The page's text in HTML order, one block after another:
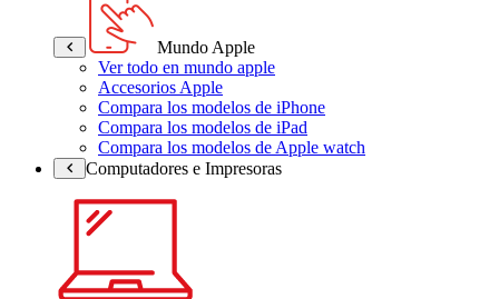
Mundo Apple
Ver todo en mundo apple
Accesorios Apple
Compara los modelos de iPhone
Compara los modelos de iPad
Compara los modelos de Apple watch
Computadores e Impresoras